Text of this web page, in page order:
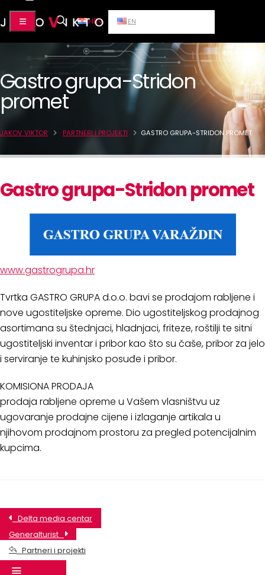
HR EN
Gastro grupa-Stridon
promet
JAKOV VIKTOR PARTNERI I PROJEKTI GASTRO GRUPA-STRIDON PROMET
Gastro grupa-Stridon promet
www.gastrogrupa.hr
Tvrtka GASTRO GRUPA d.o.o. bavi se prodajom rabljene i
nove ugostiteljske opreme. Dio ugostiteljskog prodajnog
asortimana su štednjaci, hladnjaci, friteze, roštilji te sitni
ugostiteljski inventar i pribor kao što su čaše, pribor za jelo
i serviranje te kuhinjsko posuđe i pribor.
KOMISIONA PRODAJA
prodaja rabljene opreme u Vašem vlasništvu uz
ugovaranje prodajne cijene i izlaganje artikala u
njihovom prodajnom prostoru za pregled potencijalnim
kupcima.
Delta media centar
Generalturist
Partneri i projekti